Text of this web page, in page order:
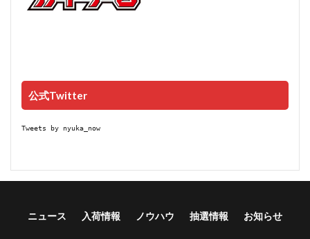
公式Twitter
Tweets by nyuka_now
ニュース 入荷情報 ノウハウ 抽選情報 お知らせ